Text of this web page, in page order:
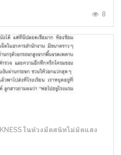
8
ในห้วงมืดสนิทไม่มิดแสง